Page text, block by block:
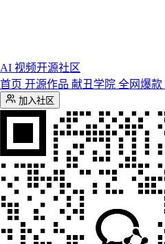
AI 视频开源社区
首页 开源作品 献丑学院 全网爆款
加入社区